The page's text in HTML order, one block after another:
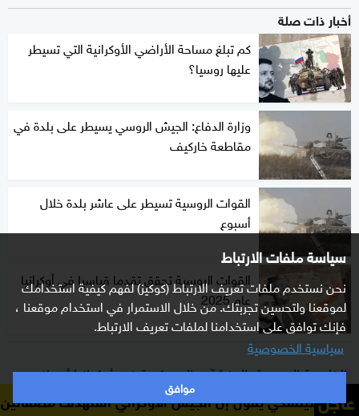
سياسة ملفات الارتباط
نحن نستخدم ملفات تعريف الارتباط (كوكيز) لفهم كيفية استخدامك
لموقعنا ولتحسين تجربتك. من خلال الاستمرار في استخدام موقعنا ،
فإنك توافق على استخدامنا لملفات تعريف الارتباط.
سياسية الخصوصية
موافق
أخبار ذات صلة
كم تبلغ مساحة الأراضي الأوكرانية التي تسيطر
عليها روسيا؟
وزارة الدفاع: الجيش الروسي يسيطر على بلدة في
مقاطعة خاركيف
القوات الروسية تسيطر على عاشر بلدة خلال
أسبوع
القوات الروسية تحقق تقدما قياسيا في أوكرانيا
عام 2025
الخارجية الروسية: المنشآت العسكرية في أوكرانيا أهداف
مشروعة
عاجلإن الجيش الأوكراني استهدف مصفاتين للنفط في روسيا